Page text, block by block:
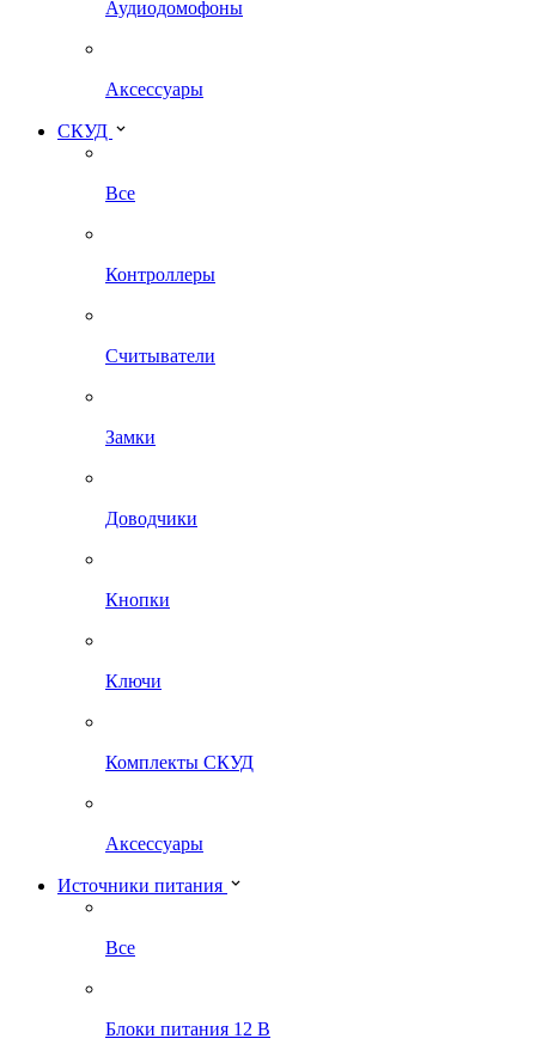
Аудиодомофоны
Аксессуары
СКУД
Все
Контроллеры
Считыватели
Замки
Доводчики
Кнопки
Ключи
Комплекты СКУД
Аксессуары
Источники питания
Все
Блоки питания 12 В